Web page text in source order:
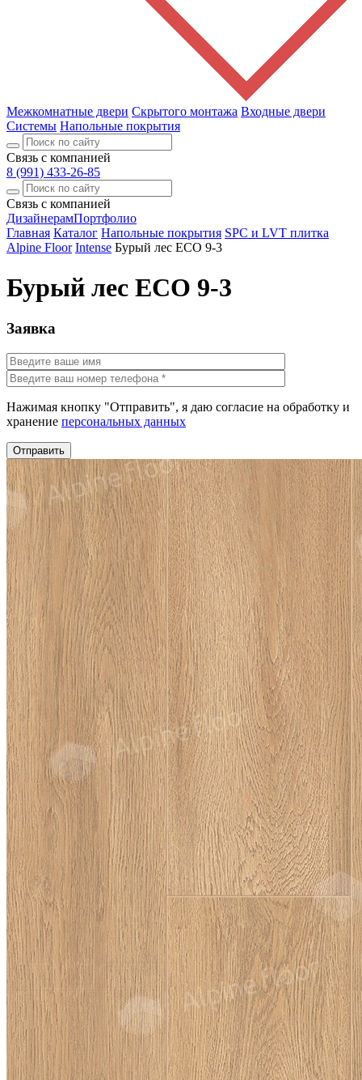
Межкомнатные двери Скрытого монтажа Входные двери
Системы Напольные покрытия
Связь с компанией
8 (991) 433-26-85
Связь с компанией
ДизайнерамПортфолио
Главная Каталог Напольные покрытия SPC и LVT плитка
Alpine Floor Intense Бурый лес ECO 9-3
Бурый лес ECO 9-3
Заявка
Нажимая кнопку "Отправить", я даю согласие на обработку и
хранение персональных данных
Отправить